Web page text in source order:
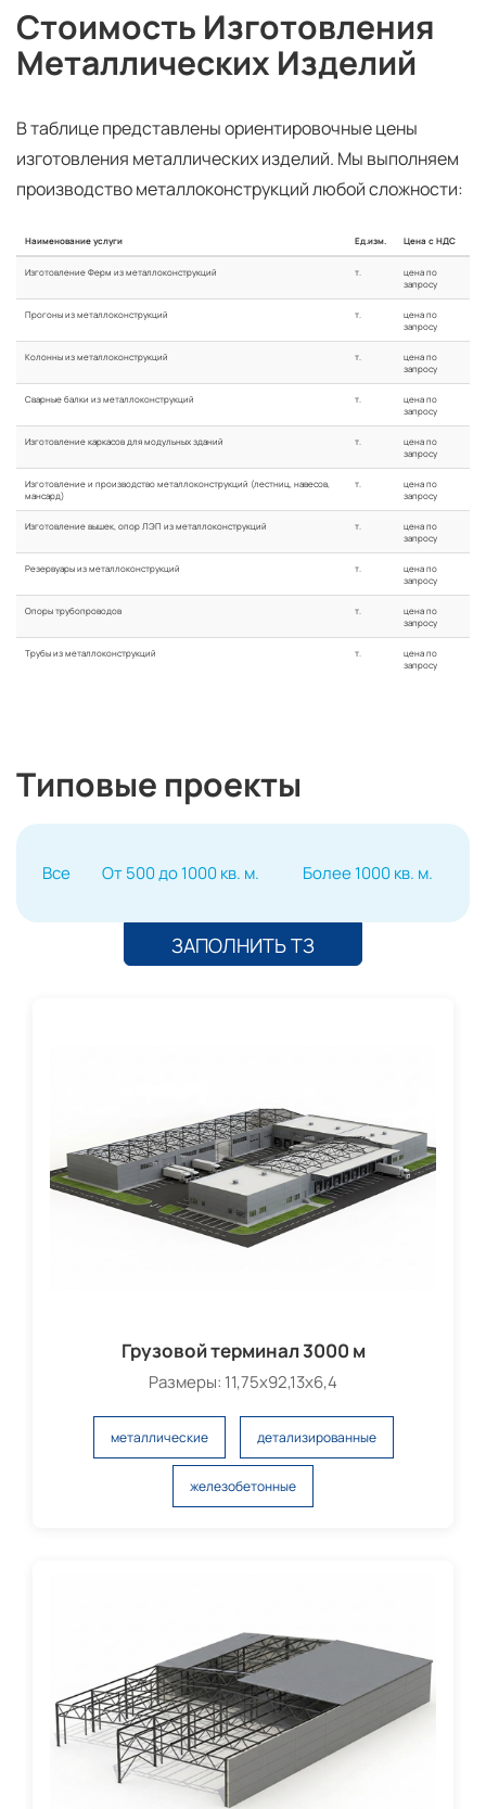
Стоимость Изготовления
Металлических Изделий
В таблице представлены ориентировочные цены
изготовления металлических изделий. Мы выполняем
производство металлоконструкций любой сложности:
Наименование услуги Ед.изм. Цена с НДС
Изготовление Ферм из металлоконструкций т.
цена по
запросу
Прогоны из металлоконструкций т.
цена по
запросу
Колонны из металлоконструкций т.
цена по
запросу
Сварные балки из металлоконструкций т.
цена по
запросу
Изготовление каркасов для модульных зданий т.
цена по
запросу
Изготовление и производство металлоконструкций (лестниц, навесов,
мансард)
т.
цена по
запросу
Изготовление вышек, опор ЛЭП из металлоконструкций т.
цена по
запросу
Резервуары из металлоконструкций т.
цена по
запросу
Опоры трубопроводов т.
цена по
запросу
Трубы из металлоконструкций т.
цена по
запросу
Типовые проекты
Все От 500 до 1000 кв. м. Более 1000 кв. м.
ЗАПОЛНИТЬ ТЗ
Грузовой терминал 3000 м
Размеры: 11,75х92,13х6,4
металлические детализированные
железобетонные